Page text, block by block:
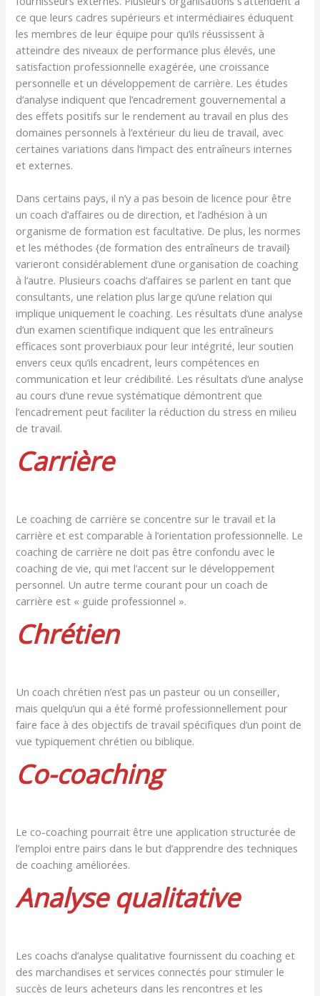
ce que leurs cadres supérieurs et intermédiaires éduquent
les membres de leur équipe pour qu’ils réussissent à
atteindre des niveaux de performance plus élevés, une
satisfaction professionnelle exagérée, une croissance
personnelle et un développement de carrière. Les études
d’analyse indiquent que l’encadrement gouvernemental a
des effets positifs sur le rendement au travail en plus des
domaines personnels à l’extérieur du lieu de travail, avec
certaines variations dans l’impact des entraîneurs internes
et externes.
Dans certains pays, il n’y a pas besoin de licence pour être
un coach d’affaires ou de direction, et l’adhésion à un
organisme de formation est facultative. De plus, les normes
et les méthodes {de formation des entraîneurs de travail}
varieront considérablement d’une organisation de coaching
à l’autre. Plusieurs coachs d’affaires se parlent en tant que
consultants, une relation plus large qu’une relation qui
implique uniquement le coaching. Les résultats d’une analyse
d’un examen scientifique indiquent que les entraîneurs
efficaces sont proverbiaux pour leur intégrité, leur soutien
envers ceux qu’ils encadrent, leurs compétences en
communication et leur crédibilité. Les résultats d’une analyse
au cours d’une revue systématique démontrent que
l’encadrement peut faciliter la réduction du stress en milieu
de travail.
Carrière
Le coaching de carrière se concentre sur le travail et la
carrière et est comparable à l’orientation professionnelle. Le
coaching de carrière ne doit pas être confondu avec le
coaching de vie, qui met l’accent sur le développement
personnel. Un autre terme courant pour un coach de
carrière est « guide professionnel ».
Chrétien
Un coach chrétien n’est pas un pasteur ou un conseiller,
mais quelqu’un qui a été formé professionnellement pour
faire face à des objectifs de travail spécifiques d’un point de
vue typiquement chrétien ou biblique.
Co-coaching
Le co-coaching pourrait être une application structurée de
l’emploi entre pairs dans le but d’apprendre des techniques
de coaching améliorées.
Analyse qualitative
Les coachs d’analyse qualitative fournissent du coaching et
des marchandises et services connectés pour stimuler le
succès de leurs acheteurs dans les rencontres et les